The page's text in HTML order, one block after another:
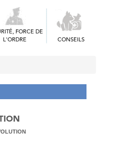
FORCE DE
L'ORDRE
CONSEILS